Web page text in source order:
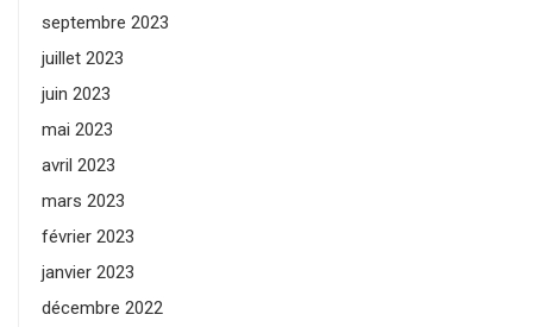
septembre 2023
juillet 2023
juin 2023
mai 2023
avril 2023
mars 2023
février 2023
janvier 2023
décembre 2022